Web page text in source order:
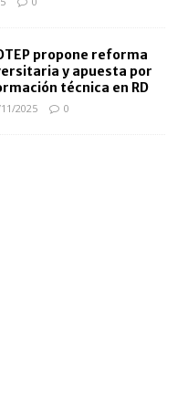
propone reforma
y apuesta por
técnica en RD
2025 0